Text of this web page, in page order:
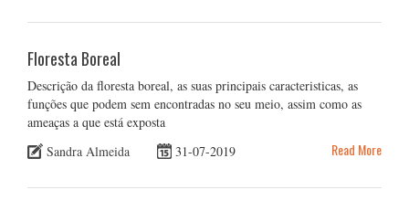
Floresta Boreal
Descrição da floresta boreal, as suas principais caracteristicas, as
funções que podem sem encontradas no seu meio, assim como as
ameaças a que está exposta
Sandra Almeida
31-07-2019 Read More